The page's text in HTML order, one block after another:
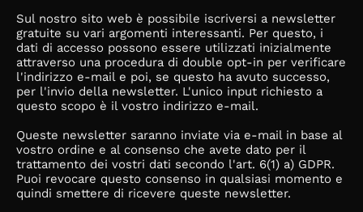
Sul nostro sito web è possibile iscriversi a newsletter
gratuite su vari argomenti interessanti. Per questo, i
dati di accesso possono essere utilizzati inizialmente
attraverso una procedura di double opt-in per verificare
l'indirizzo e-mail e poi, se questo ha avuto successo,
per l'invio della newsletter. L'unico input richiesto a
questo scopo è il vostro indirizzo e-mail.
Queste newsletter saranno inviate via e-mail in base al
vostro ordine e al consenso che avete dato per il
trattamento dei vostri dati secondo l'art. 6(1) a) GDPR.
Puoi revocare questo consenso in qualsiasi momento e
quindi smettere di ricevere queste newsletter.